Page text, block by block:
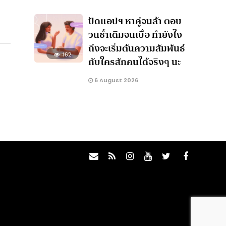
162
ปัดแอปฯ หาคู่จนล้า ตอบ
วนซ้ำเดิมจนเบื่อ ทำยังไง
ถึงจะเริ่มต้นความสัมพันธ์
กับใครสักคนได้จริงๆ นะ
6 August 2026